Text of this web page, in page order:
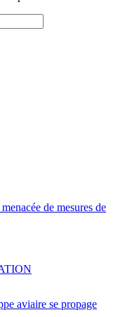
de mesures de
aviaire se propage